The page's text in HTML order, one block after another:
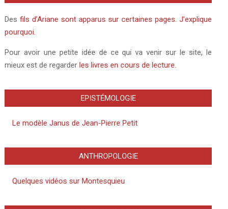
Des fils d’Ariane sont apparus sur certaines pages. J’explique
pourquoi.
Pour avoir une petite idée de ce qui va venir sur le site, le
mieux est de regarder les livres en cours de lecture.
EPISTÉMOLOGIE
Le modèle Janus de Jean-Pierre Petit
ANTHROPOLOGIE
Quelques vidéos sur Montesquieu